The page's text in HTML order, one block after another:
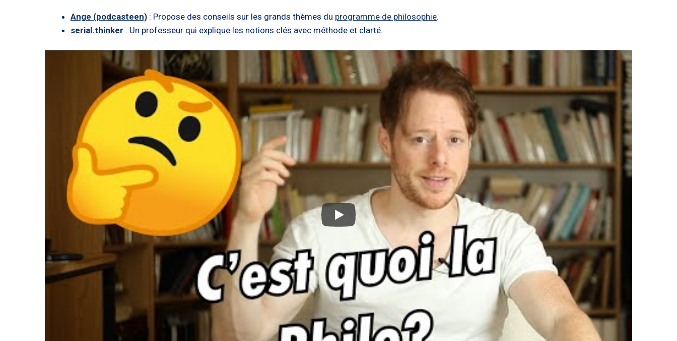
Ange (podcasteen) : Propose des conseils sur les grands thèmes du programme de philosophie.
serial.thinker : Un professeur qui explique les notions clés avec méthode et clarté.